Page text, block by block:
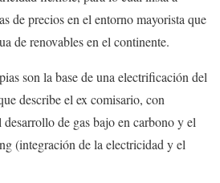
de precios en el entorno mayorista que
de renovables en el continente.
son la base de una electrificación del
describe el ex comisario, con
de gas bajo en carbono y el
(integración de la electricidad y el